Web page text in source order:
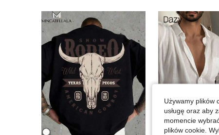
12
Używamy plików
usługę oraz aby
momencie
plików cookie.